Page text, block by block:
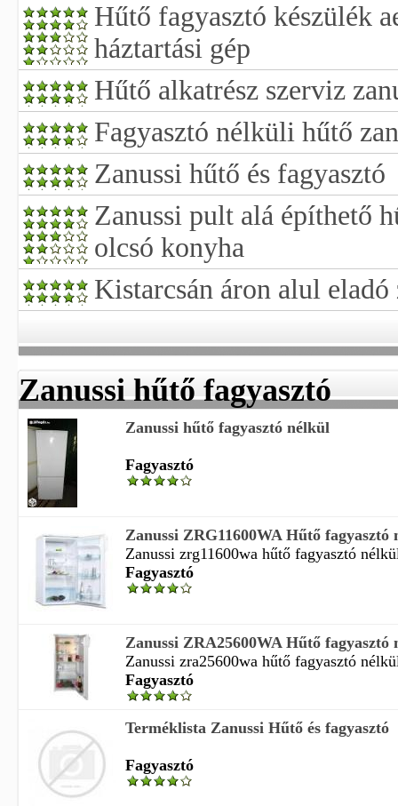
Hűtő fagyasztó készülék
háztartási gép
Hűtő alkatrész szerviz
Fagyasztó nélküli hűtő
Zanussi hűtő és fagyasztó
Zanussi pult alá építhető
olcsó konyha
Kistarcsán áron alul
Zanussi hűtő fagyasztó
Zanussi hűtő fagyasztó nélkül
Fagyasztó
Zanussi ZRG11600WA Hűtő fagyasztó
Zanussi zrg11600wa hűtő fagyasztó
Fagyasztó
Zanussi ZRA25600WA Hűtő fagyasztó
Zanussi zra25600wa hűtő fagyasztó
Fagyasztó
Terméklista Zanussi Hűtő és fagyasztó
Fagyasztó